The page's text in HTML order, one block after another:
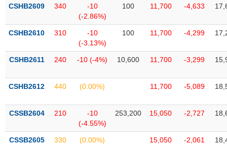
CSHB2609 340
-10
(-2.86%)
100 11,700 -4,633
CSHB2610 310
-10
(-3.13%)
100 11,700 -4,299
CSHB2611 240 -10 (-4%) 10,600 11,700 -3,299
CSHB2612 440 (0.00%) 11,700 -5,089
CSSB2604 210
-10
(-4.55%)
253,200 15,050 -2,727
CSSB2605 330 (0.00%) 15,050 -2,061
TIỆN
ÍCH
BẤT
SẢN
Mã
chứng